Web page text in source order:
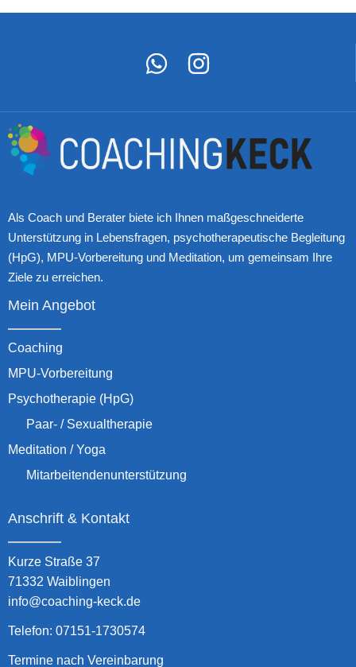
Als Coach und Berater biete ich Ihnen maßgeschneiderte
Unterstützung in Lebensfragen, psychotherapeutische Begleitung
(HpG), MPU-Vorbereitung und Meditation, um gemeinsam Ihre
Ziele zu erreichen.
Mein Angebot
Coaching
MPU-Vorbereitung
Psychotherapie (HpG)
Paar- / Sexualtherapie
Meditation / Yoga
Mitarbeitendenunterstützung
Anschrift & Kontakt
Kurze Straße 37
71332 Waiblingen
info@coaching-keck.de
Telefon: 07151-1730574
Termine nach Vereinbarung